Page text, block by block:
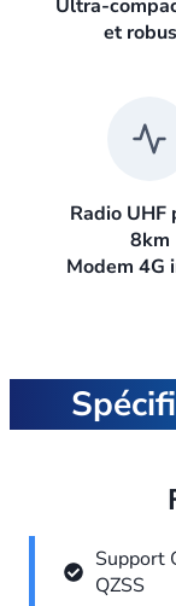
Ultra-
et
Radio UHF
8km
Modem 4G
Support
QZSS